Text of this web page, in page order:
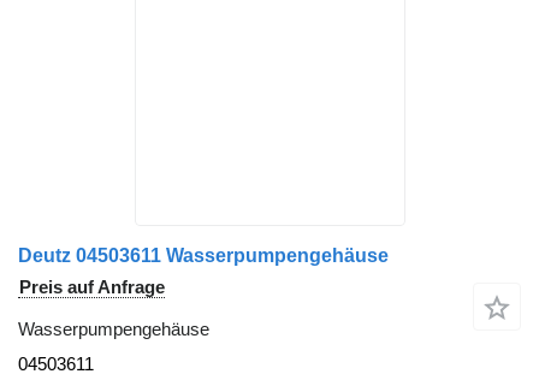
Deutz 04503611 Wasserpumpengehäuse
Preis auf Anfrage
Wasserpumpengehäuse
04503611